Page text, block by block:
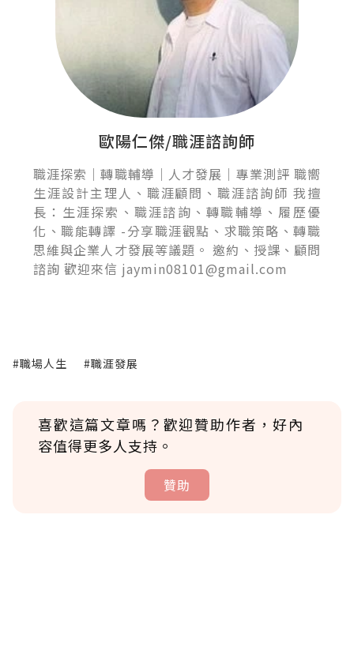
歐陽仁傑/職涯諮詢師
職涯探索｜轉職輔導｜人才發展｜專業測評 職嚮
生涯設計主理人、職涯顧問、職涯諮詢師 我擅
長：生涯探索、職涯諮詢、轉職輔導、履歷優
化、職能轉譯 -分享職涯觀點、求職策略、轉職
思維與企業人才發展等議題。 邀約、授課、顧問
諮詢 歡迎來信 jaymin08101@gmail.com
#職場人生 #職涯發展
喜歡這篇文章嗎？歡迎贊助作者，好內
容值得更多人支持。
贊助